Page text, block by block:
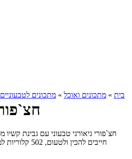
בית » מתכונים ואוכל » מתכונים לטבעוניים
חצ`פורי גיאורגי טבעוני עם גבינת
חייבים להכין ולטעום, 502 קלוריות למנה, 226 קלוריות ל-100 גרם